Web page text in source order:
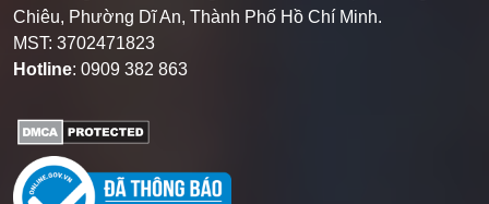
Chiêu, Phường Dĩ An, Thành Phố Hồ Chí Minh.
MST: 3702471823
Hotline: 0909 382 863